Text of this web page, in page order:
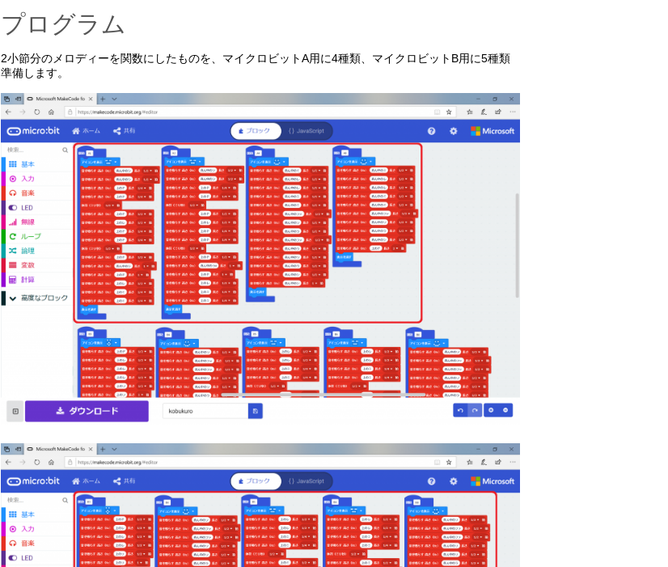
プログラム
2小節分のメロディーを関数にしたものを、マイクロビットA用に4種類、マイクロビットB用に5種類
準備します。